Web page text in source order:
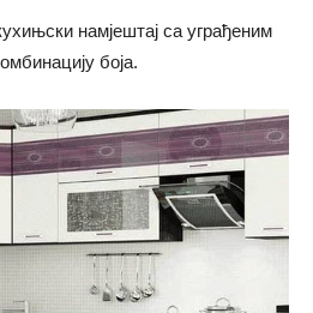
намјештај са уграђеним
боја.